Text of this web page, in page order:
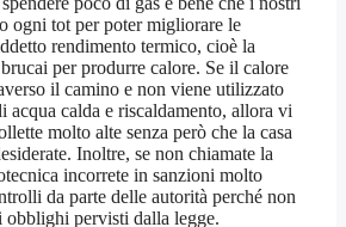
ogni tot per poter migliorare le
rendimento termico, cioè la
per produrre calore. Se il calore
il camino e non viene utilizzato
acqua calda e riscaldamento, allora vi
molto alte senza però che la casa
Inoltre, se non chiamate la
incorrete in sanzioni molto
da parte delle autorità perché non
obblighi pervisti dalla legge.